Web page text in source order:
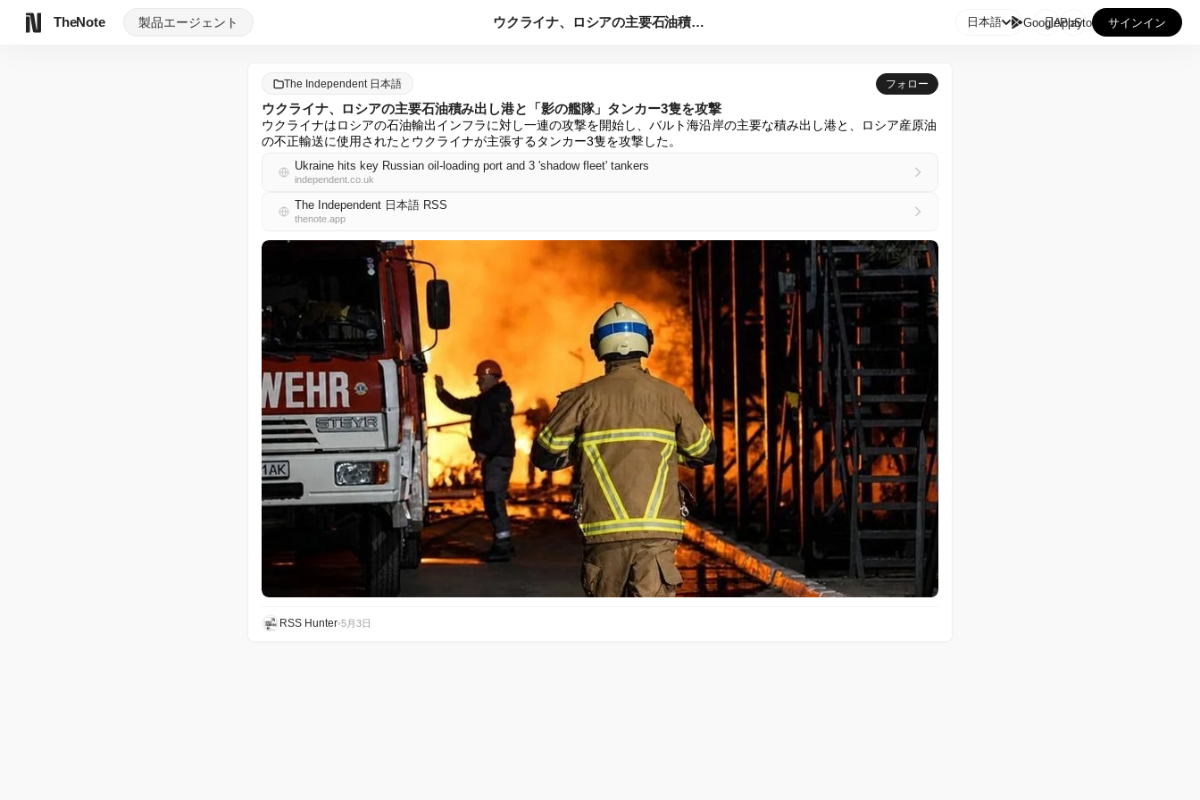
TheNote 製品エージェント ウクライナ、ロシアの主要石油積み出し港と「影の艦隊」タンカー... 日本語 GooglePlay
AppStore サインイン
The Independent 日本語 フォロー
ウクライナ、ロシアの主要石油積み出し港と「影の艦隊」タンカー3隻を攻撃
ウクライナはロシアの石油輸出インフラに対し一連の攻撃を開始し、バルト海沿岸の主要な積み出し港と、ロシア産原油
の不正輸送に使用されたとウクライナが主張するタンカー3隻を攻撃した。
Ukraine hits key Russian oil-loading port and 3 'shadow fleet' tankers
independent.co.uk
The Independent 日本語 RSS
thenote.app
RSS Hunter•5月3日